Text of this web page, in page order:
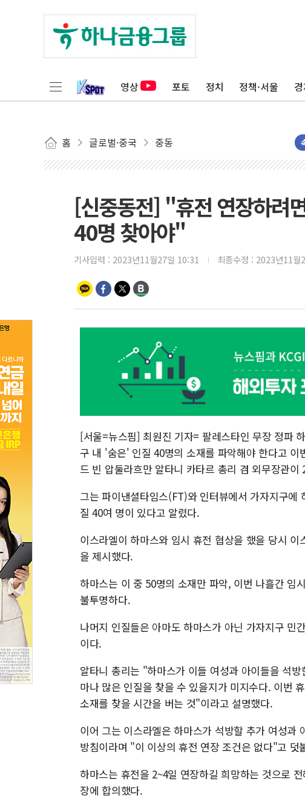
영상 포토 정치 정책·서울
홈 글로벌·중국 중동
[신중동전] "휴전 연장하려
40명 찾아야"
기사입력 : 2023년11월27일 10:31 최종수정 : 2023년11월
[서울=뉴스핌] 최원진 기자= 팔레스타인 무장 정파
구 내 '숨은' 인질 40명의 소재를 파악해야 한다고
드 빈 압둘라흐만 알타니 카타르 총리 겸 외무장관이
그는 파이낸셜타임스(FT)와 인터뷰에서 가자지구
질 40여 명이 있다고 알렸다.
이스라엘이 하마스와 임시 휴전 협상을 했을 당시
을 제시했다.
하마스는 이 중 50명의 소재만 파악, 이번 나흘간 임
불투명하다.
나머지 인질들은 아마도 하마스가 아닌 가자지구 민
이다.
알타니 총리는 "하마스가 이들 여성과 아이들을 석
마나 많은 인질을 찾을 수 있을지가 미지수다. 이번
소재를 찾을 시간을 버는 것"이라고 설명했다.
이어 그는 이스라엘은 하마스가 석방할 추가 여성
방침이라며 "이 이상의 휴전 연장 조건은 없다"고 덧
하마스는 휴전을 2~4일 연장하길 희망하는 것으로
장에 합의했다.